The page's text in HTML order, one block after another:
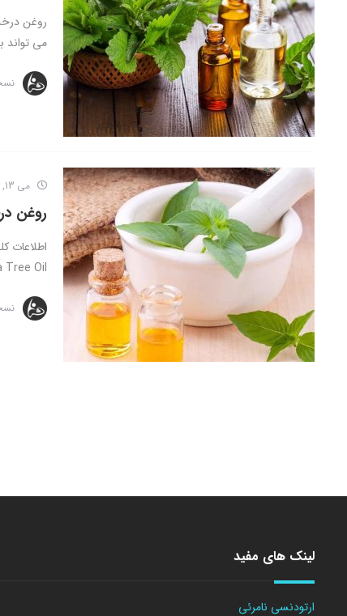
روغن
می
می 13, 2017
روغن
Oil, ...
لینک های مفید
ارتودنسی نامرئی